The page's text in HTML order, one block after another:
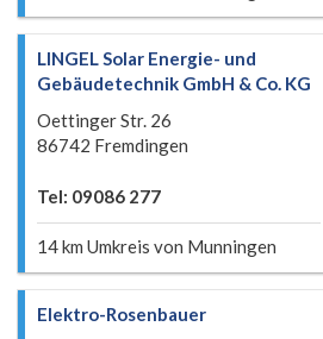
LINGEL Solar Energie- und
Gebäudetechnik GmbH & Co. KG
Oettinger Str. 26
86742 Fremdingen
Tel: 09086 277
14 km Umkreis von Munningen
Elektro-Rosenbauer